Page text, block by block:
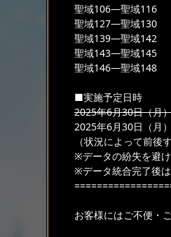
聖域106—聖域116
聖域127—聖域130
聖域139—聖域142
聖域143—聖域145
聖域146—聖域148
■実施予定日時
2025年6月30日（月
2025年6月30日（月
（状況によって前後
※データの紛失を避
※データ統合完了後
お客様にはご不便・